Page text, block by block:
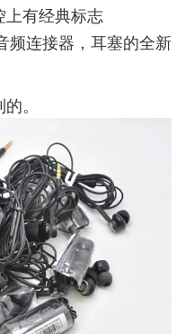
上有经典标志
频连接器，耳塞的全新
。